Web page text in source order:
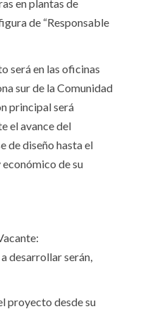
en plantas de
de “Responsable
será en las oficinas
sur de la Comunidad
principal será
el avance del
de diseño hasta el
de su
desarrollar serán,
proyecto desde su